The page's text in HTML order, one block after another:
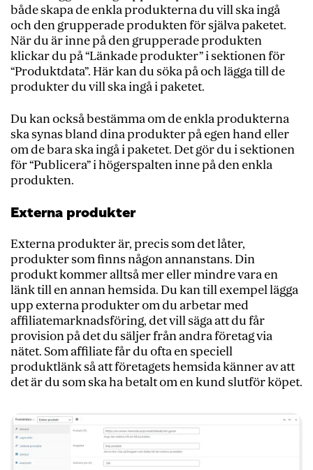
både skapa de enkla produkterna du vill ska ingå
och den grupperade produkten för själva paketet.
När du är inne på den grupperade produkten
klickar du på “Länkade produkter” i sektionen för
“Produktdata”. Här kan du söka på och lägga till de
produkter du vill ska ingå i paketet.
Du kan också bestämma om de enkla produkterna
ska synas bland dina produkter på egen hand eller
om de bara ska ingå i paketet. Det gör du i sektionen
för “Publicera” i högerspalten inne på den enkla
produkten.
Externa produkter
Externa produkter är, precis som det låter,
produkter som finns någon annanstans. Din
produkt kommer alltså mer eller mindre vara en
länk till en annan hemsida.Du kan till exempel lägga
upp externa produkter om du arbetar med
affiliatemarknadsföring, det vill säga att du får
provision på det du säljer från andra företag via
nätet. Som affiliate får du ofta en speciell
produktlänk så att företagets hemsida känner av att
det är du som ska ha betalt om en kund slutför köpet.